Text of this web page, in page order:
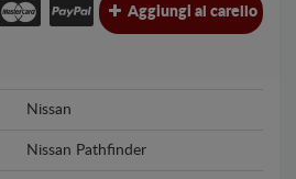
Aggiungi al carello
Nissan
Nissan Pathfinder